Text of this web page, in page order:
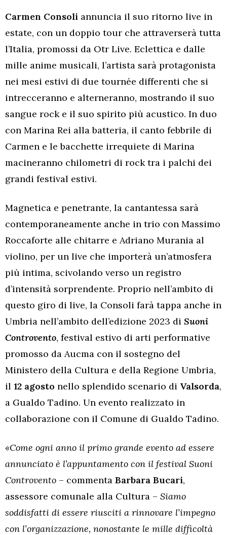
Carmen Consoli annuncia il suo ritorno live in
estate, con un doppio tour che attraverserà tutta
l’Italia, promossi da Otr Live. Eclettica e dalle
mille anime musicali, l’artista sarà protagonista
nei mesi estivi di due tournée differenti che si
intrecceranno e alterneranno, mostrando il suo
sangue rock e il suo spirito più acustico. In duo
con Marina Rei alla batteria, il canto febbrile di
Carmen e le bacchette irrequiete di Marina
macineranno chilometri di rock tra i palchi dei
grandi festival estivi.
Magnetica e penetrante, la cantantessa sarà
contemporaneamente anche in trio con Massimo
Roccaforte alle chitarre e Adriano Murania al
violino, per un live che importerà un’atmosfera
più intima, scivolando verso un registro
d’intensità sorprendente. Proprio nell’ambito di
questo giro di live, la Consoli farà tappa anche in
Umbria nell’ambito dell’edizione 2023 di Suoni
Controvento, festival estivo di arti performative
promosso da Aucma con il sostegno del
Ministero della Cultura e della Regione Umbria,
il 12 agosto nello splendido scenario di Valsorda,
a Gualdo Tadino. Un evento realizzato in
collaborazione con il Comune di Gualdo Tadino.
«Come ogni anno il primo grande evento ad essere
annunciato è l’appuntamento con il festival Suoni
Controvento – commenta Barbara Bucari,
assessore comunale alla Cultura – Siamo
soddisfatti di essere riusciti a rinnovare l’impegno
con l’organizzazione, nonostante le mille difficoltà